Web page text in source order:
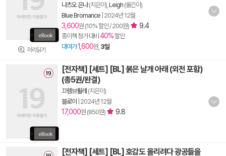
미리읽기
나츠오 은나(지은이), Leigh (옮긴이)
Blue Bromance 2024년 12월
3,600원 (10% 할인 / 200원) 9.4
종이책 정가 대비 40%할인
대여가1,600원, 3일
[전자책] [세트] [BL] 붉은 날개 아래 (외전 포함)
(총5권/완결)
끄렘브륄레 (지은이)
블로이
2024년 12월
17,000원 (850원) 9.8
[전자책] [세트] [BL] 호감도 올리려다 광공들을